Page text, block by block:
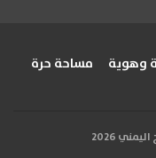
وهوية
مساحة حرة
2026